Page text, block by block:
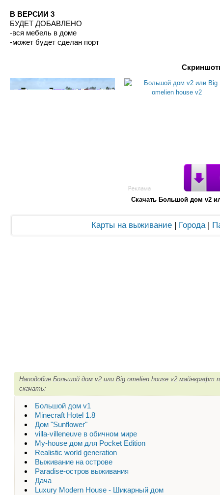
В ВЕРСИИ 3
БУДЕТ ДОБАВЛЕНО
-вся мебель в доме
-может будет сделан порт
Скачать Большой дом v2
Карты на выживание| Города|
Наподобие Большой дом v2 или Big omelien house v2 майнкрафт
скачать:
Большой дом v1
Minecraft Hotel 1.8
Дом "Sunflower"
villa-villeneuve в обичном мире
My-house дом для Pocket Edition
Realistic world generation
Выживание на острове
Paradise-остров выживания
Дача
Luxury Modern House - Шикарный дом